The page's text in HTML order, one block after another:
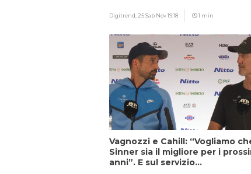
Digitrend, 25 Sab Nov 19:18 1 min
Vagnozzi e Cahill: “Vogliamo
Sinner sia il migliore per i
anni”. E sul servizio…